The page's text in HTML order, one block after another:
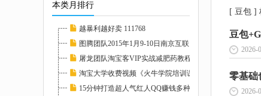
本类月排行
越暴利越好卖 111768
图腾团队2015年1月9-10日南京互联网低调牛人分...
屠龙团队淘宝客VIP实战减肥药教程高清完整版_...
淘宝大学收费视频《火牛学院培训课程》全部课...
15分钟打造超人气红人QQ赚钱多种方法 111769
[ 豆包 ]
2026-
零基础
2026-